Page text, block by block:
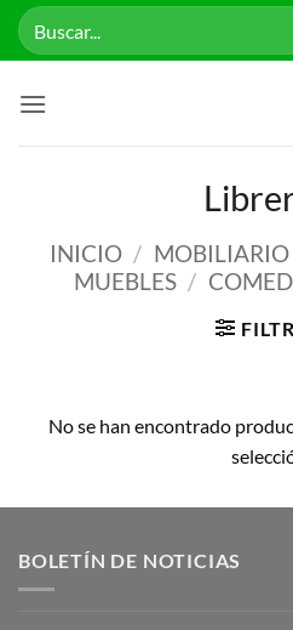
Saltar
Buscar
por:
INICIO /
MUEBLES /
No se han encontrado
BOLETÍN DE NOTICIAS